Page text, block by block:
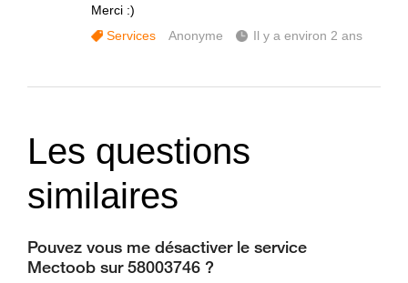
Merci :)
Services
Anonyme Il y a environ 2 ans
Les questions
similaires
Pouvez vous me désactiver le service
Mectoob sur 58003746 ?